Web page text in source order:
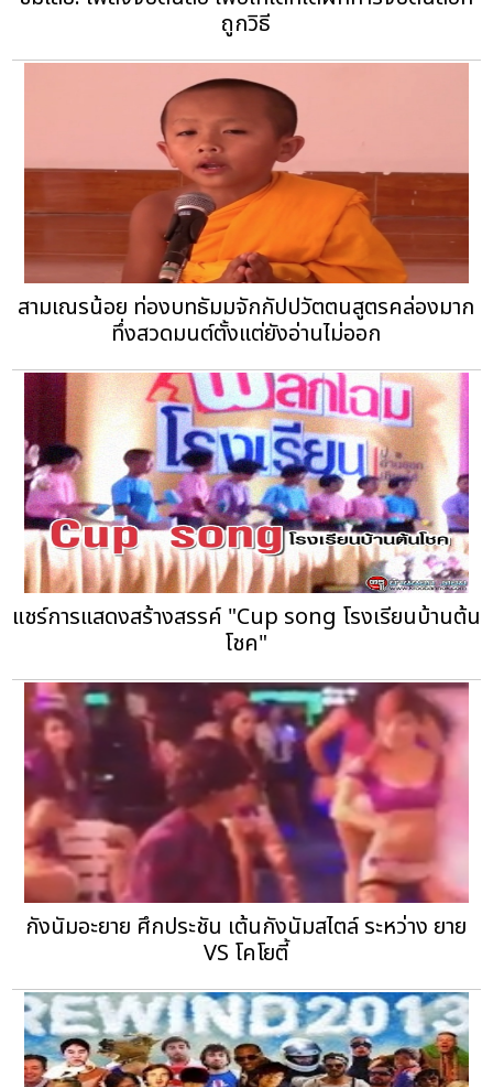
ถูกวิธี
สามเณรน้อย ท่องบทธัมมจักกัปปวัตตนสูตรคล่องมาก
ทึ่งสวดมนต์ตั้งแต่ยังอ่านไม่ออก
แชร์การแสดงสร้างสรรค์ "Cup song โรงเรียนบ้านต้น
โชค"
กังนัมอะยาย ศึกประชัน เต้นกังนัมสไตล์ ระหว่าง ยาย
VS โคโยตี้